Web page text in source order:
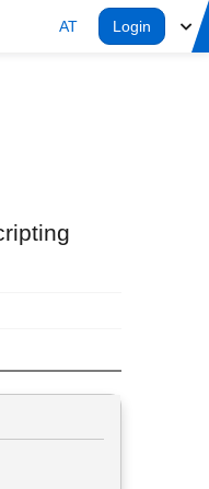
AT Login